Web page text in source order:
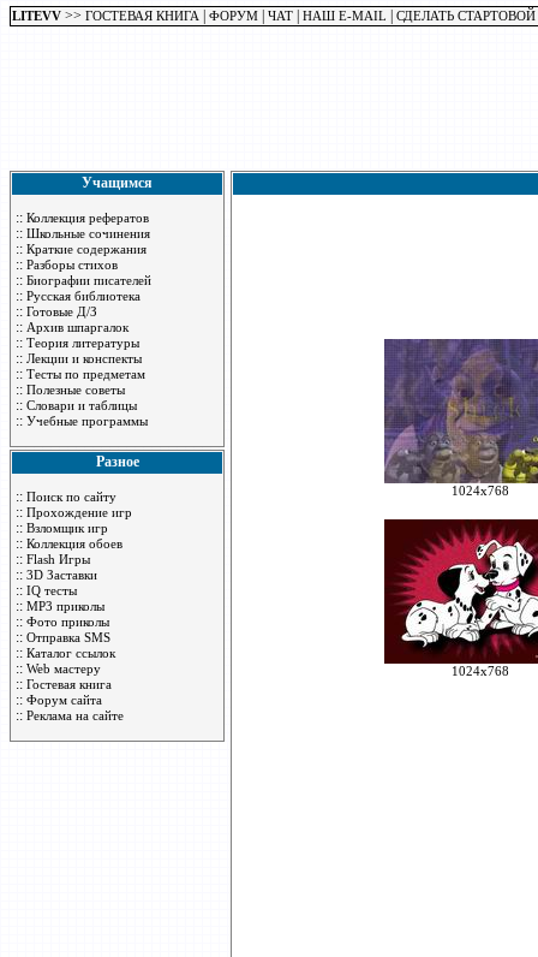
LITEVV >> ГОСТЕВАЯ КНИГА ФОРУМ ЧАТ НАШ E-MAIL СДЕЛАТЬ СТАРТОВОЙ
Учащимся
:: Коллекция рефератов
:: Школьные сочинения
:: Краткие содержания
:: Разборы стихов
:: Биографии писателей
:: Русская библиотека
:: Готовые Д/З
:: Архив шпаргалок
:: Теория литературы
:: Лекции и конспекты
:: Тесты по предметам
:: Полезные советы
:: Словари и таблицы
:: Учебные программы
Разное
:: Поиск по сайту
:: Прохождение игр
:: Взломщик игр
:: Коллекция обоев
:: Flash Игры
:: 3D Заставки
:: IQ тесты
:: MP3 приколы
:: Фото приколы
:: Отправка SMS
:: Каталог ссылок
:: Web мастеру
:: Гостевая книга
:: Форум сайта
:: Реклама на сайте
1024x768
1024x768